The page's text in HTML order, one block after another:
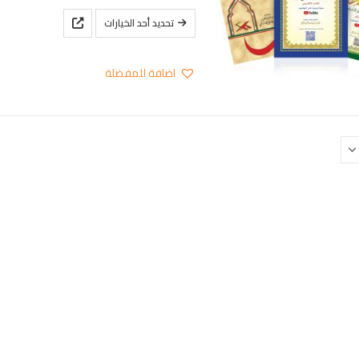
تحديد أحد الخياراتهناك
العديد
الأشكالاضافة للمفضلة